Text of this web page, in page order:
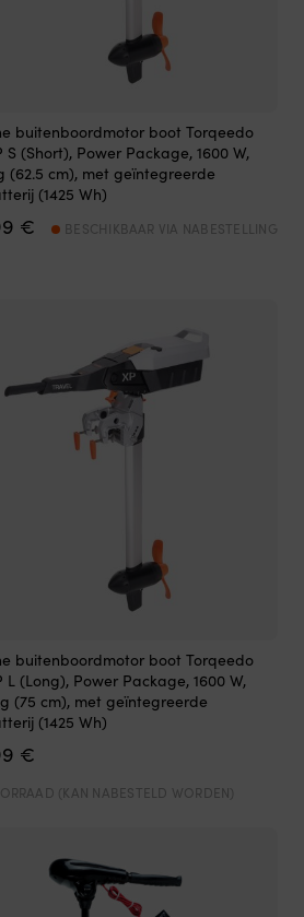
buitenboordmotor boot Torqeedo
S (Short), Power Package, 1600 W,
(62.5 cm), met geïntegreerde
(1425 Wh)
€ BESCHIKBAAR VIA NABESTELLING
buitenboordmotor boot Torqeedo
L (Long), Power Package, 1600 W,
(75 cm), met geïntegreerde
(1425 Wh)
€
(KAN NABESTELD WORDEN)